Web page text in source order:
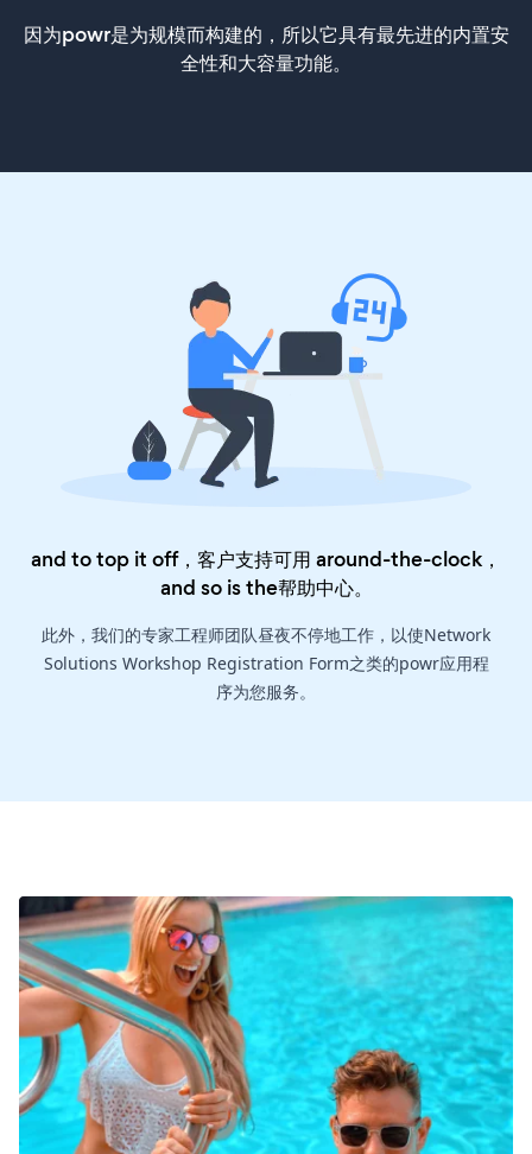
因为powr是为规模而构建的，所以它具有最先进的内置安
全性和大容量功能。
and to top it off，客户支持可用 around-the-clock，
and so is the帮助中心。
此外，我们的专家工程师团队昼夜不停地工作，以使Network
Solutions Workshop Registration Form之类的powr应用程
序为您服务。